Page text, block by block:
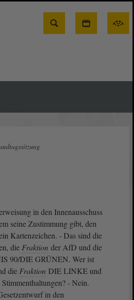
Suche
in den Innenausschuss
seine Zustimmung gibt, den
Kartenzeichen. - Das sind die
die Fraktion der AfD und die
90/DIE GRÜNEN. Wer ist
die Fraktion DIE LINKE und
- Nein.
in den